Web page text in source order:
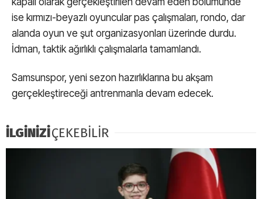
ise kırmızı-beyazlı oyuncular pas çalışmaları, rondo, dar
alanda oyun ve şut organizasyonları üzerinde durdu.
İdman, taktik ağırlıklı çalışmalarla tamamlandı.
Samsunspor, yeni sezon hazırlıklarına bu akşam
gerçekleştireceği antrenmanla devam edecek.
İLGİNİZİÇEKEBİLİR